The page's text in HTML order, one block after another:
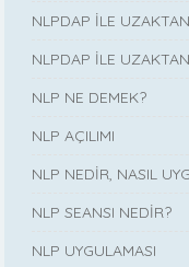
NLPDAP İLE
NLPDAP İLE
NLP NE DEMEK?
NLP AÇILIMI
NLP NEDİR, NASIL
NLP SEANSI NEDİR?
NLP UYGULAMASI